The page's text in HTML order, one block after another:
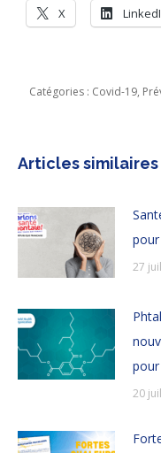
X
Catégories : Covid-19,
Articles similaires
27
20